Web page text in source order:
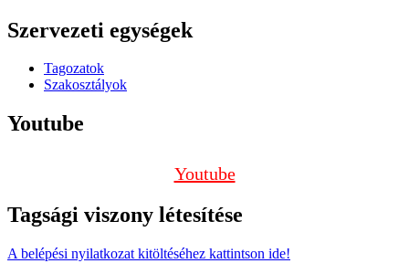
Szervezeti egységek
Tagozatok
Szakosztályok
Youtube
Youtube
Tagsági viszony létesítése
A belépési nyilatkozat kitöltéséhez kattintson ide!